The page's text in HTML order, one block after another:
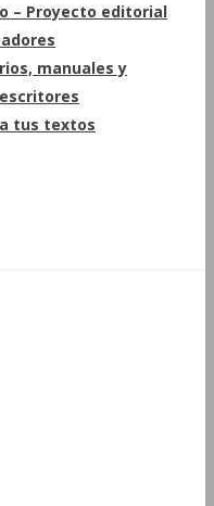
– Proyecto editorial
manuales y
tus textos